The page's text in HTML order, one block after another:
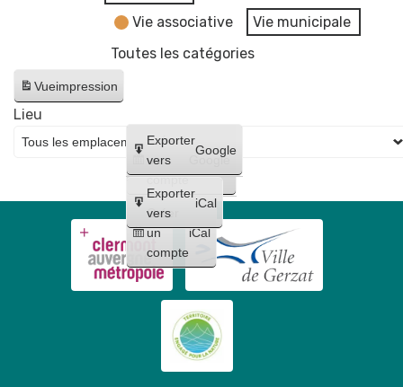
Vie associative
Vie municipale
Toutes les catégories
Vueimpression
Créer
un
compte
Google
Créer
un
compte
iCal
Exporter
vers
Google
Exporter
vers
iCal
Lieu